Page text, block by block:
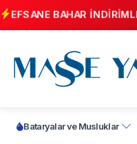
EFSANE BAHAR
Bataryalar ve Musluklar